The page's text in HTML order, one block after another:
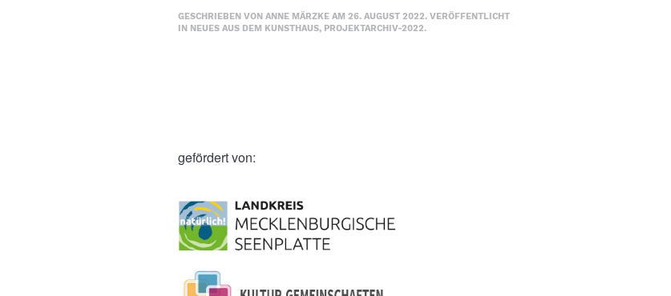
GESCHRIEBEN VON ANNE MÄRZKE AM 26. AUGUST 2022. VERÖFFENTLICHT
IN NEUES AUS DEM KUNSTHAUS, PROJEKTARCHIV-2022.
gefördert von: